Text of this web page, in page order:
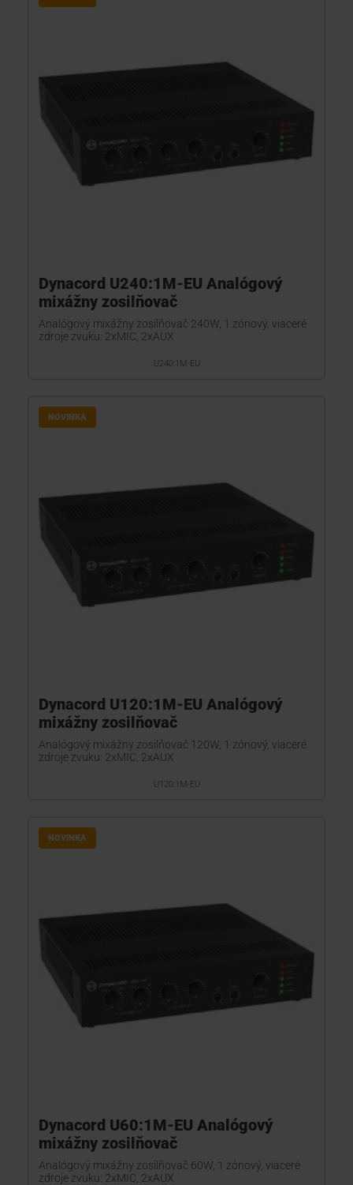
Dynacord U240:1M-EU Analógový
mixážny zosilňovač
Analógový mixážny zosilňovač 240W, 1 zónový, viaceré
zdroje zvuku: 2xMIC, 2xAUX
U240:1M-EU
NOVINKA
Dynacord U120:1M-EU Analógový
mixážny zosilňovač
Analógový mixážny zosilňovač 120W, 1 zónový, viaceré
zdroje zvuku: 2xMIC, 2xAUX
U120:1M-EU
NOVINKA
Dynacord U60:1M-EU Analógový
mixážny zosilňovač
Analógový mixážny zosilňovač 60W, 1 zónový, viaceré
zdroje zvuku: 2xMIC, 2xAUX